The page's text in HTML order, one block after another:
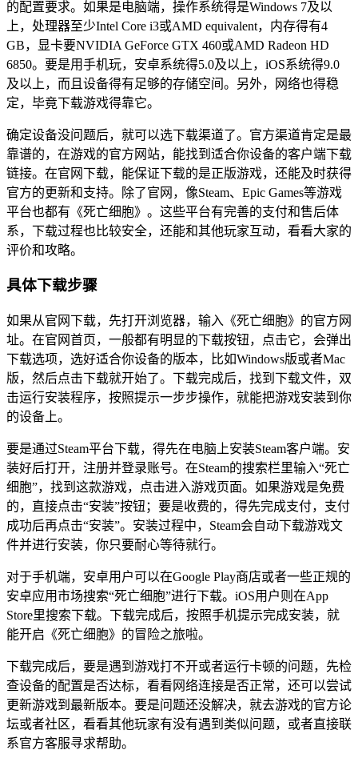
的配置要求。如果是电脑端，操作系统得是Windows 7及以
上，处理器至少Intel Core i3或AMD equivalent，内存得有4
GB，显卡要NVIDIA GeForce GTX 460或AMD Radeon HD
6850。要是用手机玩，安卓系统得5.0及以上，iOS系统得9.0
及以上，而且设备得有足够的存储空间。另外，网络也得稳
定，毕竟下载游戏得靠它。
确定设备没问题后，就可以选下载渠道了。官方渠道肯定是最
靠谱的，在游戏的官方网站，能找到适合你设备的客户端下载
链接。在官网下载，能保证下载的是正版游戏，还能及时获得
官方的更新和支持。除了官网，像Steam、Epic Games等游戏
平台也都有《死亡细胞》。这些平台有完善的支付和售后体
系，下载过程也比较安全，还能和其他玩家互动，看看大家的
评价和攻略。
具体下载步骤
如果从官网下载，先打开浏览器，输入《死亡细胞》的官方网
址。在官网首页，一般都有明显的下载按钮，点击它，会弹出
下载选项，选好适合你设备的版本，比如Windows版或者Mac
版，然后点击下载就开始了。下载完成后，找到下载文件，双
击运行安装程序，按照提示一步步操作，就能把游戏安装到你
的设备上。
要是通过Steam平台下载，得先在电脑上安装Steam客户端。安
装好后打开，注册并登录账号。在Steam的搜索栏里输入“死亡
细胞”，找到这款游戏，点击进入游戏页面。如果游戏是免费
的，直接点击“安装”按钮；要是收费的，得先完成支付，支付
成功后再点击“安装”。安装过程中，Steam会自动下载游戏文
件并进行安装，你只要耐心等待就行。
对于手机端，安卓用户可以在Google Play商店或者一些正规的
安卓应用市场搜索“死亡细胞”进行下载。iOS用户则在App
Store里搜索下载。下载完成后，按照手机提示完成安装，就
能开启《死亡细胞》的冒险之旅啦。
下载完成后，要是遇到游戏打不开或者运行卡顿的问题，先检
查设备的配置是否达标，看看网络连接是否正常，还可以尝试
更新游戏到最新版本。要是问题还没解决，就去游戏的官方论
坛或者社区，看看其他玩家有没有遇到类似问题，或者直接联
系官方客服寻求帮助。